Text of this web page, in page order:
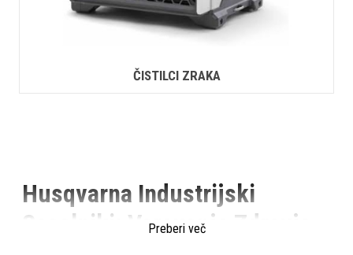
ČISTILCI ZRAKA
Husqvarna Industrijski
Sesalniki: Varovanje Zdravja
Preberi več